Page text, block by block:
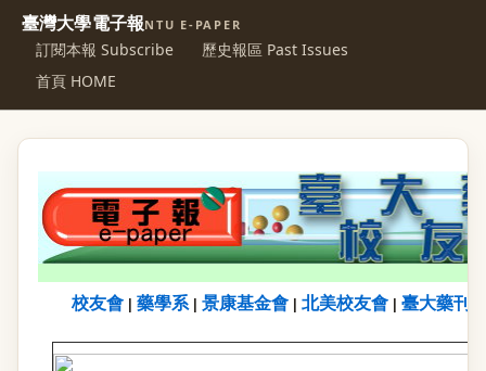
臺灣大學電子報NTU E-PAPER
訂閱本報 Subscribe
歷史報區 Past Issues
首頁 HOME
校友會 藥學系| 景康基金會 北美校友會 臺大藥刊